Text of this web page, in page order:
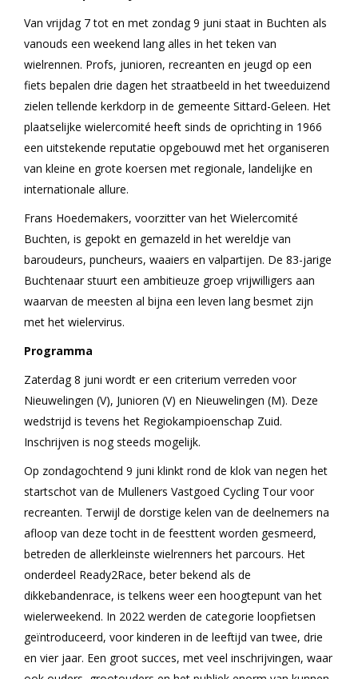
Van vrijdag 7 tot en met zondag 9 juni staat in Buchten als
vanouds een weekend lang alles in het teken van
wielrennen. Profs, junioren, recreanten en jeugd op een
fiets bepalen drie dagen het straatbeeld in het tweeduizend
zielen tellende kerkdorp in de gemeente Sittard-Geleen. Het
plaatselijke wielercomité heeft sinds de oprichting in 1966
een uitstekende reputatie opgebouwd met het organiseren
van kleine en grote koersen met regionale, landelijke en
internationale allure.
Frans Hoedemakers, voorzitter van het Wielercomité
Buchten, is gepokt en gemazeld in het wereldje van
baroudeurs, puncheurs, waaiers en valpartijen. De 83-jarige
Buchtenaar stuurt een ambitieuze groep vrijwilligers aan
waarvan de meesten al bijna een leven lang besmet zijn
met het wielervirus.
Programma
Zaterdag 8 juni wordt er een criterium verreden voor
Nieuwelingen (V), Junioren (V) en Nieuwelingen (M). Deze
wedstrijd is tevens het Regiokampioenschap Zuid.
Inschrijven is nog steeds mogelijk.
Op zondagochtend 9 juni klinkt rond de klok van negen het
startschot van de Mulleners Vastgoed Cycling Tour voor
recreanten. Terwijl de dorstige kelen van de deelnemers na
afloop van deze tocht in de feesttent worden gesmeerd,
betreden de allerkleinste wielrenners het parcours. Het
onderdeel Ready2Race, beter bekend als de
dikkebandenrace, is telkens weer een hoogtepunt van het
wielerweekend. In 2022 werden de categorie loopfietsen
geïntroduceerd, voor kinderen in de leeftijd van twee, drie
en vier jaar. Een groot succes, met veel inschrijvingen, waar